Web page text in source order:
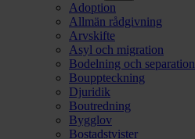
Adoption
Allmän rådgivning
Arvskifte
Asyl och migration
Bodelning och separation
Bouppteckning
Djuridik
Boutredning
Bygglov
Bostadstvister